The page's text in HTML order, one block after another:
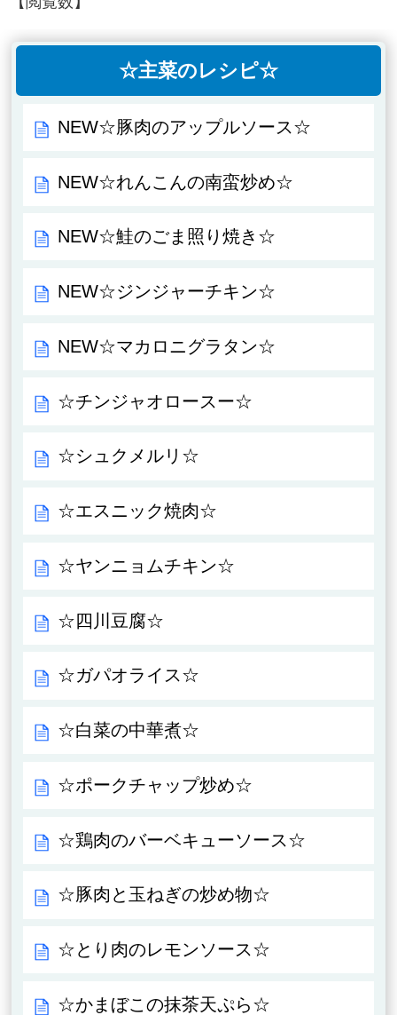
☆主菜のレシピ☆
NEW☆豚肉のアップルソース☆
NEW☆れんこんの南蛮炒め☆
NEW☆鮭のごま照り焼き☆
NEW☆ジンジャーチキン☆
NEW☆マカロニグラタン☆
☆チンジャオロースー☆
☆シュクメルリ☆
☆エスニック焼肉☆
☆ヤンニョムチキン☆
☆四川豆腐☆
☆ガパオライス☆
☆白菜の中華煮☆
☆ポークチャップ炒め☆
☆鶏肉のバーベキューソース☆
☆豚肉と玉ねぎの炒め物☆
☆とり肉のレモンソース☆
☆かまぼこの抹茶天ぷら☆